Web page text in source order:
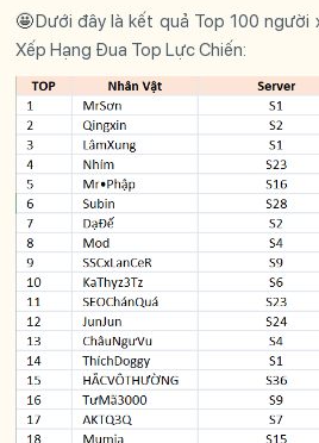
🤩Dưới đây là kết quả Top 100
Xếp Hạng Đua Top Lực Chiến: